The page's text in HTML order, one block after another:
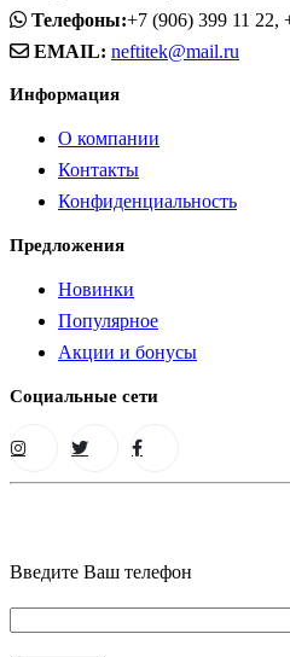
Телефоны:+7 (906) 399 11 22,
EMAIL: neftitek@mail.ru
Информация
О компании
Контакты
Конфиденциальность
Предложения
Новинки
Популярное
Акции и бонусы
Социальные сети
Введите Ваш телефон